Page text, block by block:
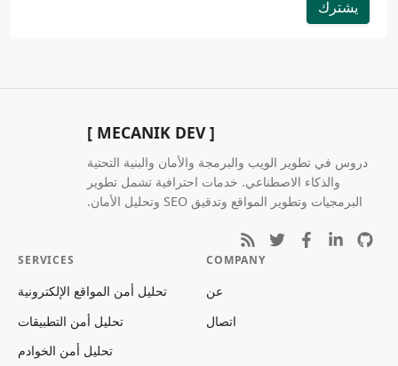
يشترك
[ MECANIK DEV ]
دروس في تطوير الويب والبرمجة والأمان والبنية التحتية
والذكاء الاصطناعي. خدمات احترافية تشمل تطوير
البرمجيات وتطوير المواقع وتدقيق SEO وتحليل الأمان.
COMPANY
عن
اتصال
SERVICES
تحليل أمن المواقع الإلكترونية
تحليل أمن التطبيقات
تحليل أمن الخوادم